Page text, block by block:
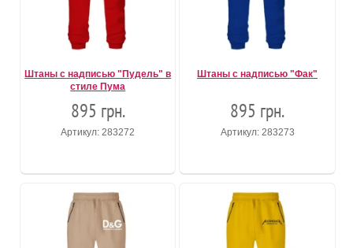
Штаны с надписью "Пудель" в
стиле Пума
895 грн.
Артикул: 283272
Штаны с надписью "Фак"
895 грн.
Артикул: 283273